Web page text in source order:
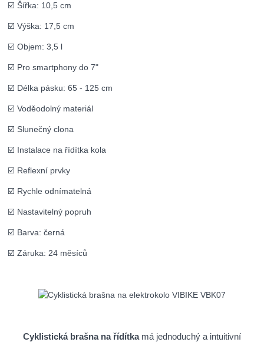
☑️ Šířka: 10,5 cm
☑️ Výška: 17,5 cm
☑️ Objem: 3,5 l
☑️ Pro smartphony do 7"
☑️ Délka pásku: 65 - 125 cm
☑️ Voděodolný materiál
☑️ Slunečný clona
☑️ Instalace na řídítka kola
☑️ Reflexní prvky
☑️ Rychle odnímatelná
☑️ Nastavitelný popruh
☑️ Barva: černá
☑️ Záruka: 24 měsíců
Cyklistická brašna na řídítkamá jednoduchý a intuitivní